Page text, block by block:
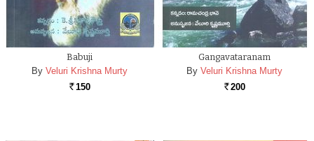
Babuji
By Veluri Krishna Murty
Rs. 150
Gangavataranam
By Veluri Krishna Murty
Rs. 200